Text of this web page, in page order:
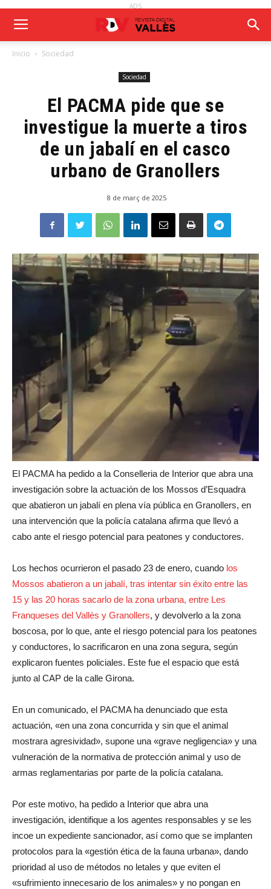
ADS
Inicio Sociedad
Sociedad
El PACMA pide que se
investigue la muerte a tiros
de un jabalí en el casco
urbano de Granollers
8 de març de 2025
El PACMA ha pedido a la Conselleria de Interior que abra una
investigación sobre la actuación de los Mossos d’Esquadra
que abatieron un jabalí en plena vía pública en Granollers, en
una intervención que la policía catalana afirma que llevó a
cabo ante el riesgo potencial para peatones y conductores.
Los hechos ocurrieron el pasado 23 de enero, cuando los
Mossos abatieron a un jabalí, tras intentar sin éxito entre las
15 y las 20 horas sacarlo de la zona urbana, entre Les
Franqueses del Vallès y Granollers, y devolverlo a la zona
boscosa, por lo que, ante el riesgo potencial para los peatones
y conductores, lo sacrificaron en una zona segura, según
explicaron fuentes policiales. Este fue el espacio que está
junto al CAP de la calle Girona.
En un comunicado, el PACMA ha denunciado que esta
actuación, «en una zona concurrida y sin que el animal
mostrara agresividad», supone una «grave negligencia» y una
vulneración de la normativa de protección animal y uso de
armas reglamentarias por parte de la policía catalana.
Por este motivo, ha pedido a Interior que abra una
investigación, identifique a los agentes responsables y se les
incoe un expediente sancionador, así como que se implanten
protocolos para la «gestión ética de la fauna urbana», dando
prioridad al uso de métodos no letales y que eviten el
«sufrimiento innecesario de los animales» y no pongan en